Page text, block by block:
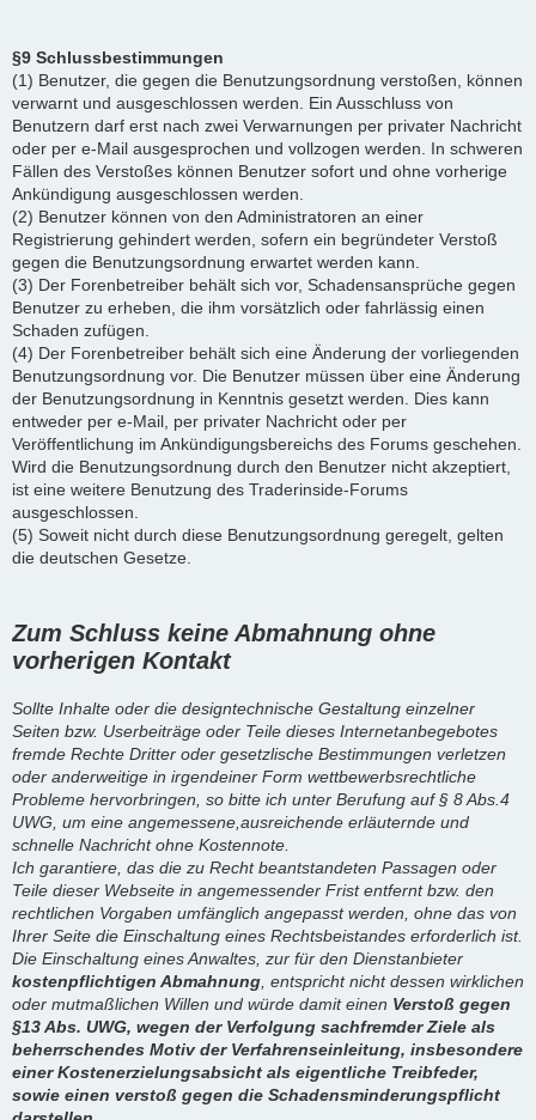
§9 Schlussbestimmungen
(1) Benutzer, die gegen die Benutzungsordnung verstoßen, können
verwarnt und ausgeschlossen werden. Ein Ausschluss von
Benutzern darf erst nach zwei Verwarnungen per privater Nachricht
oder per e-Mail ausgesprochen und vollzogen werden. In schweren
Fällen des Verstoßes können Benutzer sofort und ohne vorherige
Ankündigung ausgeschlossen werden.
(2) Benutzer können von den Administratoren an einer
Registrierung gehindert werden, sofern ein begründeter Verstoß
gegen die Benutzungsordnung erwartet werden kann.
(3) Der Forenbetreiber behält sich vor, Schadensansprüche gegen
Benutzer zu erheben, die ihm vorsätzlich oder fahrlässig einen
Schaden zufügen.
(4) Der Forenbetreiber behält sich eine Änderung der vorliegenden
Benutzungsordnung vor. Die Benutzer müssen über eine Änderung
der Benutzungsordnung in Kenntnis gesetzt werden. Dies kann
entweder per e-Mail, per privater Nachricht oder per
Veröffentlichung im Ankündigungsbereichs des Forums geschehen.
Wird die Benutzungsordnung durch den Benutzer nicht akzeptiert,
ist eine weitere Benutzung des Traderinside-Forums
ausgeschlossen.
(5) Soweit nicht durch diese Benutzungsordnung geregelt, gelten
die deutschen Gesetze.
Zum Schluss keine Abmahnung ohne
vorherigen Kontakt
Sollte Inhalte oder die designtechnische Gestaltung einzelner
Seiten bzw. Userbeiträge oder Teile dieses Internetanbegebotes
fremde Rechte Dritter oder gesetzlische Bestimmungen verletzen
oder anderweitige in irgendeiner Form wettbewerbsrechtliche
Probleme hervorbringen, so bitte ich unter Berufung auf § 8 Abs.4
UWG, um eine angemessene,ausreichende erläuternde und
schnelle Nachricht ohne Kostennote.
Ich garantiere, das die zu Recht beantstandeten Passagen oder
Teile dieser Webseite in angemessender Frist entfernt bzw. den
rechtlichen Vorgaben umfänglich angepasst werden, ohne das von
Ihrer Seite die Einschaltung eines Rechtsbeistandes erforderlich ist.
Die Einschaltung eines Anwaltes, zur für den Dienstanbieter
kostenpflichtigen Abmahnung , entspricht nicht dessen wirklichen
oder mutmaßlichen Willen und würde damit einen Verstoß gegen
§13 Abs. UWG, wegen der Verfolgung sachfremder Ziele als
beherrschendes Motiv der Verfahrenseinleitung, insbesondere
einer Kostenerzielungsabsicht als eigentliche Treibfeder,
sowie einen verstoß gegen die Schadensminderungspflicht